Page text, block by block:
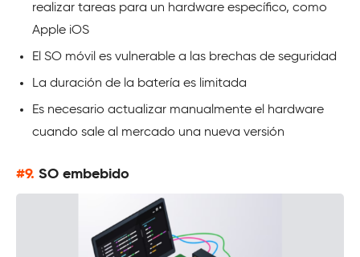
realizar tareas para un hardware específico, como
Apple iOS
El SO móvil es vulnerable a las brechas de seguridad
La duración de la batería es limitada
Es necesario actualizar manualmente el hardware
cuando sale al mercado una nueva versión
#9. SO embebido